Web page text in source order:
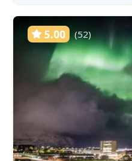
5.00 (52)